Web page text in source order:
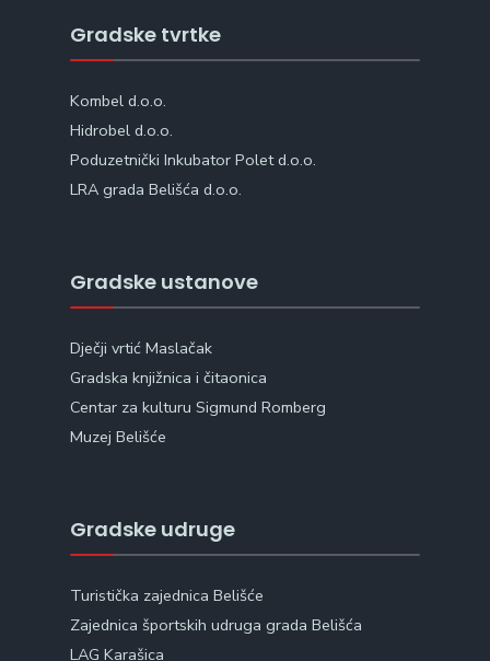
Gradske tvrtke
Kombel d.o.o.
Hidrobel d.o.o.
Poduzetnički Inkubator Polet d.o.o.
LRA grada Belišća d.o.o.
Gradske ustanove
Dječji vrtić Maslačak
Gradska knjižnica i čitaonica
Centar za kulturu Sigmund Romberg
Muzej Belišće
Gradske udruge
Turistička zajednica Belišće
Zajednica športskih udruga grada Belišća
LAG Karašica